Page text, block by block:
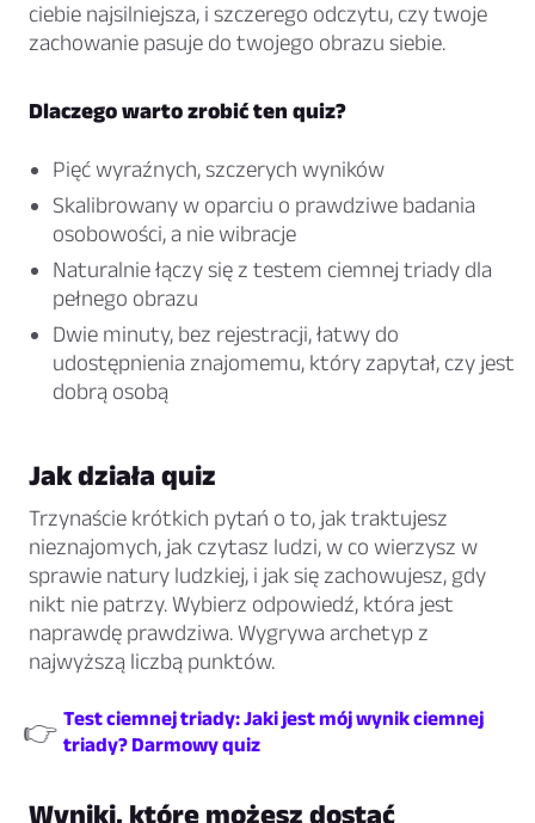
ciebie najsilniejsza, i szczerego odczytu, czy twoje
zachowanie pasuje do twojego obrazu siebie.
Dlaczego warto zrobić ten quiz?
Pięć wyraźnych, szczerych wyników
Skalibrowany w oparciu o prawdziwe badania
osobowości, a nie wibracje
Naturalnie łączy się z testem ciemnej triady dla
pełnego obrazu
Dwie minuty, bez rejestracji, łatwy do
udostępnienia znajomemu, który zapytał, czy jest
dobrą osobą
Jak działa quiz
Trzynaście krótkich pytań o to, jak traktujesz
nieznajomych, jak czytasz ludzi, w co wierzysz w
sprawie natury ludzkiej, i jak się zachowujesz, gdy
nikt nie patrzy. Wybierz odpowiedź, która jest
naprawdę prawdziwa. Wygrywa archetyp z
najwyższą liczbą punktów.
👉 Test ciemnej triady: Jaki jest mój wynik ciemnej
triady? Darmowy quiz
Wyniki, które możesz dostać